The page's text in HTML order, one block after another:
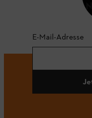
E-Mail-Adresse